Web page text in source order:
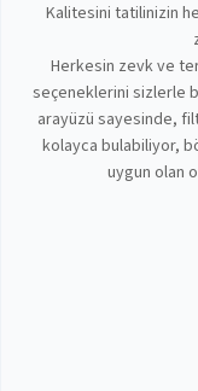
Kalitesini tatilinizin
Herkesin zevk ve
seçeneklerini sizlerle
arayüzü sayesinde,
kolayca bulabiliyor,
uygun olan